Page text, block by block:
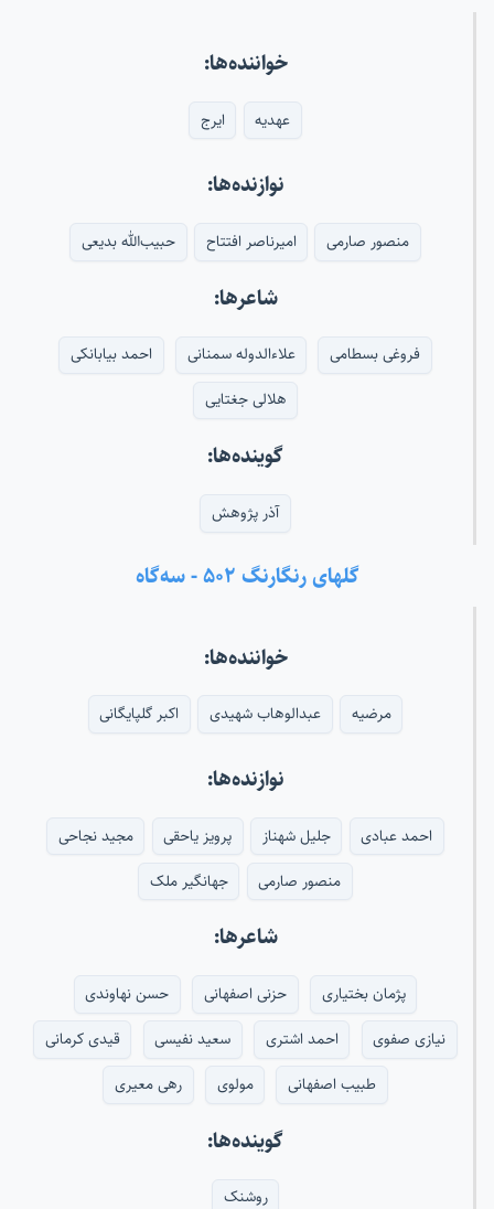
خواننده‌ها:
عهدیه ایرج
نوازنده‌ها:
منصور صارمی امیرناصر افتتاح حبیب‌الله بدیعی
شاعرها:
فروغی بسطامی علاءالدوله سمنانی
احمد بیابانکی
هلالی جغتایی
گوینده‌ها:
آذر پژوهش
گلهای رنگارنگ ۵۰۲ - سه‌گاه
خواننده‌ها:
مرضیه عبدالوهاب شهیدی اکبر گلپایگانی
نوازنده‌ها:
احمد عبادی جلیل شهناز پرویز یاحقی
مجید نجاحی
منصور صارمی
جهانگیر ملک
شاعرها:
پژمان بختیاری حزنی اصفهانی
حسن نهاوندی
نیازی صفوی
احمد اشتری سعید نفیسی
قیدی کرمانی
طبیب اصفهانی
مولوی رهی معیری
گوینده‌ها:
روشنک